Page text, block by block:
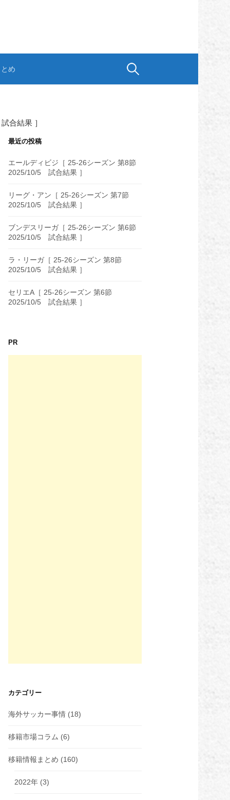
め 検
合結果 ］
最近の投稿
エールディビジ［ 25-26シーズン 第8節
2025/10/5 試合結果 ］
リーグ・アン［ 25-26シーズン 第7節
2025/10/5 試合結果 ］
ブンデスリーガ［ 25-26シーズン 第6節
2025/10/5 試合結果 ］
ラ・リーガ［ 25-26シーズン 第8節
2025/10/5 試合結果 ］
セリエA［ 25-26シーズン 第6節
2025/10/5 試合結果 ］
PR
カテゴリー
海外サッカー事情 (18)
移籍市場コラム (6)
移籍情報まとめ (160)
2022年 (3)